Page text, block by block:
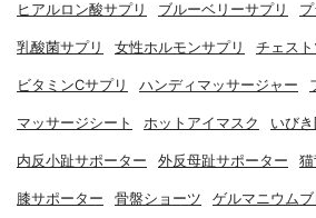
ヒアルロン酸サプリ ブルーベリーサプリ
乳酸菌サプリ 女性ホルモンサプリ チェス
ビタミンCサプリ ハンディマッサージャー
マッサージシート ホットアイマスク いび
内反小趾サポーター 外反母趾サポーター 猫
膝サポーター 骨盤ショーツ ゲルマニウムブ